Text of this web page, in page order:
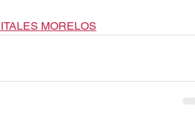
MORELOS